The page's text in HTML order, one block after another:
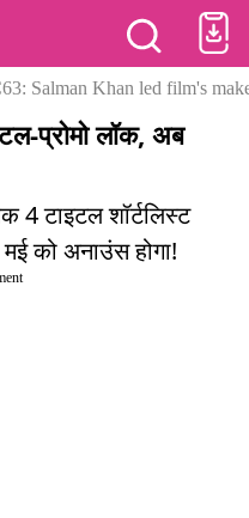
Salman Khan led film's
प्रोमो लॉक, अब
4 टाइटल शॉर्टलिस्ट
को अनाउंस होगा!